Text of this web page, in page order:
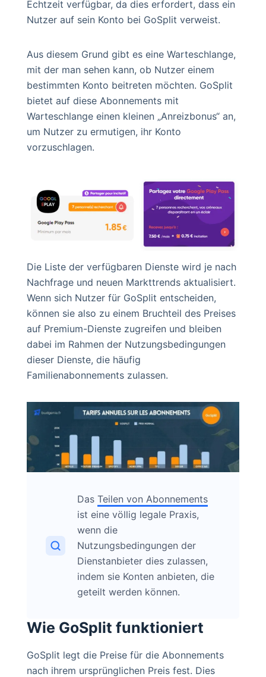
Echtzeit verfügbar, da dies erfordert, dass ein
Nutzer auf sein Konto bei GoSplit verweist.
Aus diesem Grund gibt es eine Warteschlange,
mit der man sehen kann, ob Nutzer einem
bestimmten Konto beitreten möchten. GoSplit
bietet auf diese Abonnements mit
Warteschlange einen kleinen „Anreizbonus“ an,
um Nutzer zu ermutigen, ihr Konto
vorzuschlagen.
Die Liste der verfügbaren Dienste wird je nach
Nachfrage und neuen Markttrends aktualisiert.
Wenn sich Nutzer für GoSplit entscheiden,
können sie also zu einem Bruchteil des Preises
auf Premium-Dienste zugreifen und bleiben
dabei im Rahmen der Nutzungsbedingungen
dieser Dienste, die häufig
Familienabonnements zulassen.
Das Teilen von Abonnements
ist eine völlig legale Praxis,
wenn die
Nutzungsbedingungen der
Dienstanbieter dies zulassen,
indem sie Konten anbieten, die
geteilt werden können.
Wie GoSplit funktioniert
GoSplit legt die Preise für die Abonnements
nach ihrem ursprünglichen Preis fest. Dies